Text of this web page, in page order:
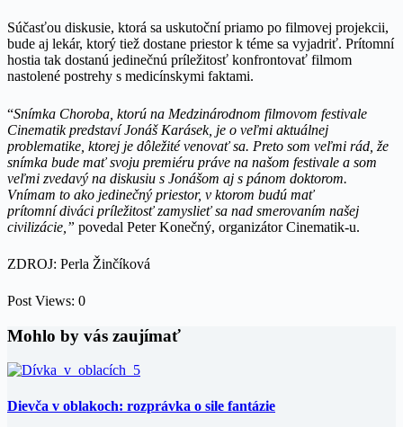
Súčasťou diskusie, ktorá sa uskutoční priamo po filmovej projekcii,
bude aj lekár, ktorý tiež dostane priestor k téme sa vyjadriť. Prítomní
hostia tak dostanú jedinečnú príležitosť konfrontovať filmom
nastolené postrehy s medicínskymi faktami.
“Snímka Choroba, ktorú na Medzinárodnom filmovom festivale
Cinematik predstaví Jonáš Karásek, je o veľmi aktuálnej
problematike, ktorej je dôležité venovať sa. Preto som veľmi rád, že
snímka bude mať svoju premiéru práve na našom festivale a som
veľmi zvedavý na diskusiu s Jonášom aj s pánom doktorom.
Vnímam to ako jedinečný priestor, v ktorom budú mať
prítomnídiváci príležitosť zamyslieť sa nad smerovaním našej
civilizácie,” povedal Peter Konečný, organizátor Cinematik-u.
ZDROJ: Perla Žinčíková
Post Views: 0
Mohlo by vás zaujímať
Dievča v oblakoch: rozprávka o sile fantázie